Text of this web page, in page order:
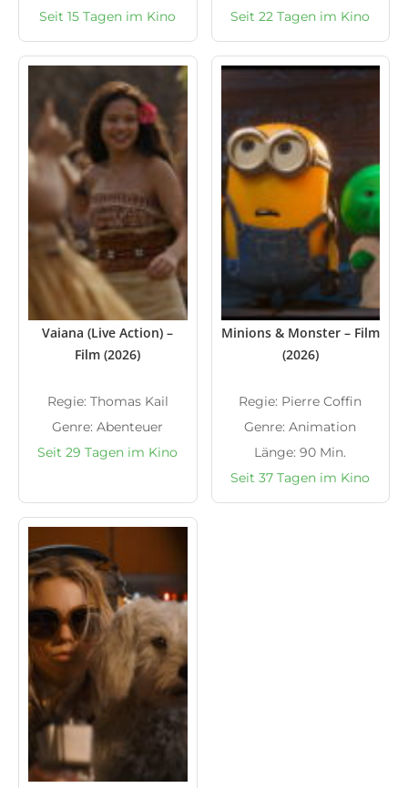
Seit 15 Tagen im Kino
Seit 22 Tagen im Kino
Vaiana (Live Action) –
Film (2026)
Regie: Thomas Kail
Genre: Abenteuer
Seit 29 Tagen im Kino
Minions & Monster – Film
(2026)
Regie: Pierre Coffin
Genre: Animation
Länge: 90 Min.
Seit 37 Tagen im Kino